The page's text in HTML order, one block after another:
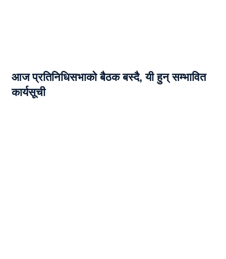
आज प्रतिनिधिसभाको बैठक बस्दै, यी हुन् सम्भावित
कार्यसूची